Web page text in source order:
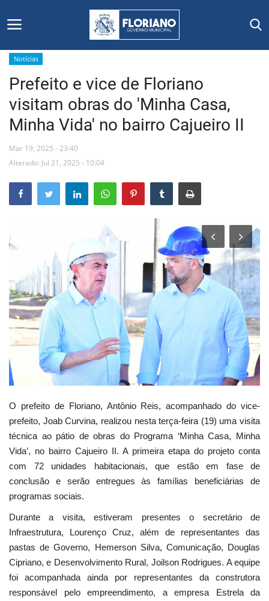
Início
Editais
Floriano
Mural de Licitações
Notícias
Vídeos
Webmail
Contato
Notícias
Prefeito e vice de Floriano
visitam obras do 'Minha Casa,
Minha Vida' no bairro Cajueiro II
Mar 19, 2025 - 23:40
Alterado: Jul 21, 2025 - 10:04
O prefeito de Floriano, Antônio Reis, acompanhado do vice-
prefeito, Joab Curvina, realizou nesta terça-feira (19) uma visita
técnica ao pátio de obras do Programa ‘Minha Casa, Minha
Vida’, no bairro Cajueiro II. A primeira etapa do projeto conta
com 72 unidades habitacionais, que estão em fase de
conclusão e serão entregues às famílias beneficiárias de
programas sociais.
Durante a visita, estiveram presentes o secretário de
Infraestrutura, Lourenço Cruz, além de representantes das
pastas de Governo, Hemerson Silva, Comunicação, Douglas
Cipriano, e Desenvolvimento Rural, Joilson Rodrigues. A equipe
foi acompanhada ainda por representantes da construtora
responsável pelo empreendimento, a empresa Estrela da